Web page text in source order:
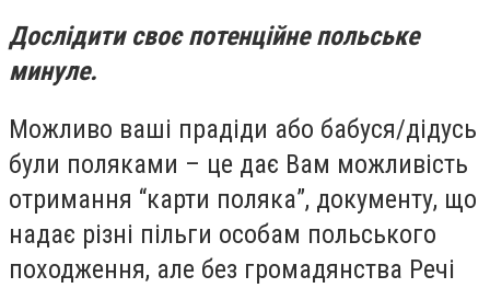
Дослідити своє потенційне польське
минуле.
Можливо ваші прадіди або бабуся/дідусь
були поляками – це дає Вам можливість
отримання “карти поляка”, документу, що
надає різні пільги особам польського
походження, але без громадянства Речі